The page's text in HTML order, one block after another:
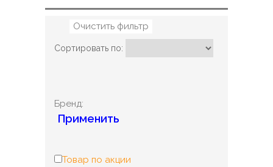
Очистить фильтр
Сортировать по:
Бренд:
Применить
Товар по акции